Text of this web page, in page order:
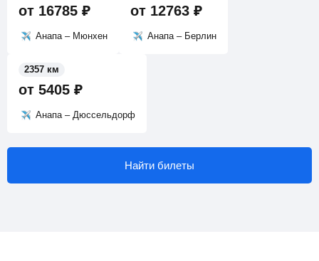
от 16785 ₽
Анапа – Мюнхен
от 12763 ₽
Анапа – Берлин
от 5405 ₽
Анапа – Дюссельдорф
2357 км
Найти билеты